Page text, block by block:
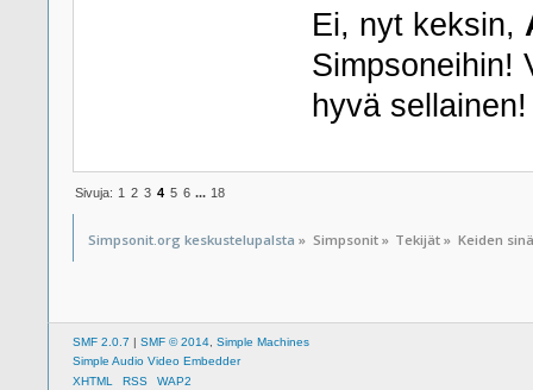
Ei, nyt keksin,
Simpsoneihin!
hyvä sellainen!
Sivuja: 1 2 3 4 5 6 ... 18
Simpsonit.org keskustelupalsta » Simpsonit» Tekijät » Keiden
SMF 2.0.7 | SMF © 2014 Simple Machines
Simple Audio Video Embedder
XHTML
RSS WAP2